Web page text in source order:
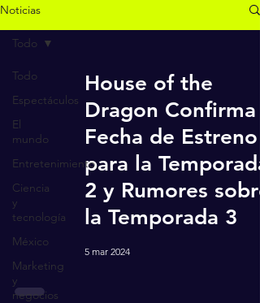
Noticias
Todo
Espectáculos
El
mundo
Entretenimiento
Ciencia
y
tecnología
México
Marketing
y
negocios
Todo
House of the
Dragon Confirma
Fecha de Estreno
para la Temporada
2 y Rumores sobre
la Temporada 3
5 mar 2024